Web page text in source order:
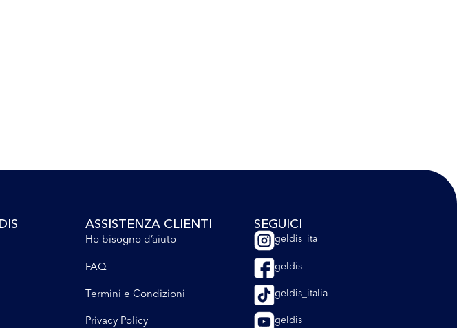
ASSISTENZA CLIENTI
Ho bisogno d’aiuto
FAQ
Termini e Condizioni
Privacy Policy
SEGUICI
geldis_ita
geldis
geldis_italia
geldis